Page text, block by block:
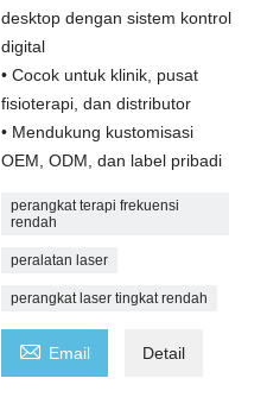
desktop dengan sistem kontrol
digital
• Cocok untuk klinik, pusat
fisioterapi, dan distributor
• Mendukung kustomisasi
OEM, ODM, dan label pribadi
perangkat terapi frekuensi
rendah
peralatan laser
perangkat laser tingkat rendah
 Email Detail